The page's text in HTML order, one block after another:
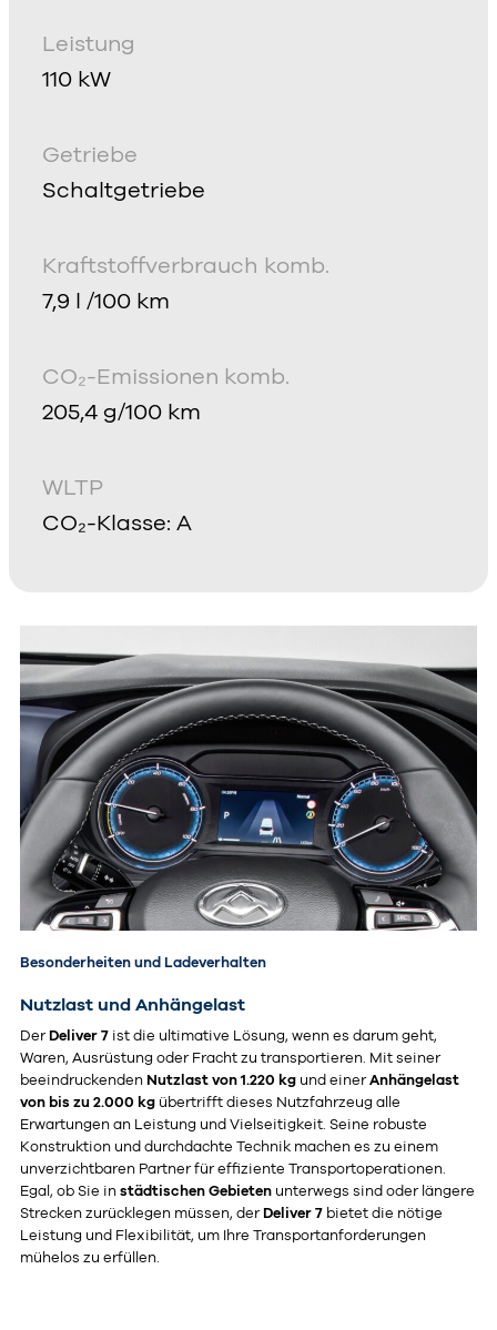
Leistung
110 kW
Getriebe
Schaltgetriebe
Kraftstoffverbrauch komb.
7,9 l /100 km
CO₂-Emissionen komb.
205,4 g/100 km
WLTP
CO₂-Klasse: A
Besonderheiten und Ladeverhalten
Nutzlast und Anhängelast
Der Deliver 7 ist die ultimative Lösung, wenn es darum geht,
Waren, Ausrüstung oder Fracht zu transportieren. Mit seiner
beeindruckenden Nutzlast von 1.220 kg und einerAnhängelast
von bis zu 2.000 kg übertrifft dieses Nutzfahrzeug alle
Erwartungen an Leistung und Vielseitigkeit. Seine robuste
Konstruktion und durchdachte Technik machen es zu einem
unverzichtbaren Partner für effiziente Transportoperationen.
Egal, ob Sie in städtischen Gebieten unterwegs sind oder längere
Strecken zurücklegen müssen, der Deliver 7 bietet die nötige
Leistung und Flexibilität, um Ihre Transportanforderungen
mühelos zu erfüllen.